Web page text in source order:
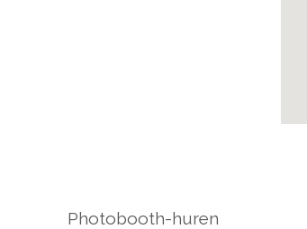
Photobooth-huren